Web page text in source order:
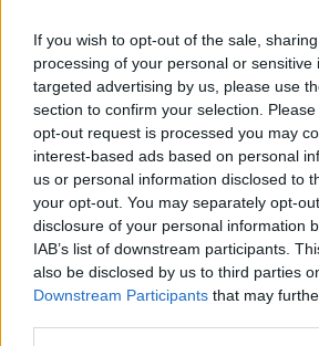
If you wish to opt-out of the sale,
processing of your personal or sensitive
targeted advertising by us, please use
section to confirm your selection.
opt-out request is processed you may
interest-based ads based on personal
us or personal information disclosed to
your opt-out. You may separately opt-
disclosure of your personal information
IAB’s list of downstream participants.
also be disclosed by us to third parties
Downstream Participants that may
καθώς και την κατάθεση πριν
του ελληνικού τελικού
ύψους 20.000 ευρώ από κάθε
την ΕΡΤ.
Πρέπει δε να σημειωθεί, ότι η
ΕΡΤ προέβλεπε κατάθεση
ύψους 90.000 ευρώ. Κατόπιν
συμμετεχουσών εταιρειών η
στενά οικονομικά όρια της